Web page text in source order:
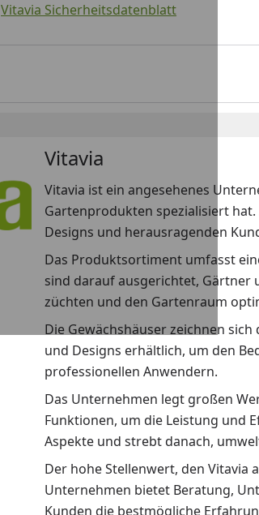
Vitavia Sicherheitsdatenblatt
Vitavia
Vitavia ist ein angesehenes
Gartenprodukten spezialisiert
Designs und herausragenden
Das Produktsortiment umfasst
sind darauf ausgerichtet, Gärtner
züchten und den Gartenraum
Die Gewächshäuser zeichnen
und Designs erhältlich, um den
professionellen Anwendern.
Das Unternehmen legt großen
Funktionen, um die Leistung und
Aspekte und strebt danach,
Der hohe Stellenwert, den Vitavia
Unternehmen bietet Beratung,
Kunden die bestmögliche